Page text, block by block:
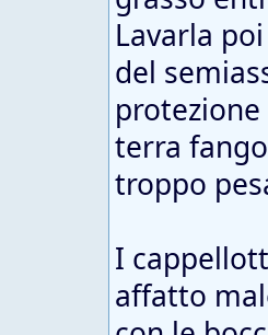
Lavarla
del
terra
troppo
I
affatto